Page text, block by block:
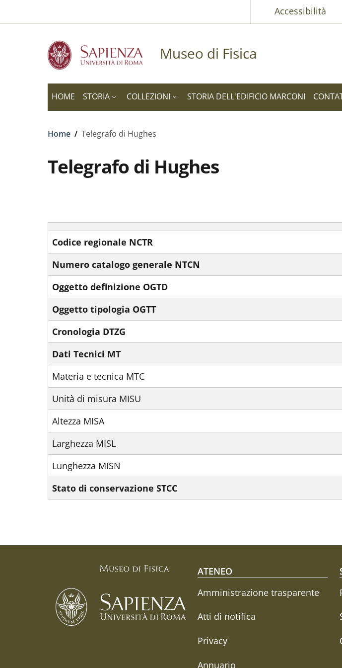
Accessibilità
Museo di Fisica
HOME STORIA COLLEZIONI STORIA DELL'EDIFICIO MARCONI
Briciole di pane
Home / Telegrafo di Hughes
Telegrafo di Hughes
Codice regionale NCTR
Numero catalogo generale NTCN
Oggetto definizione OGTD
Oggetto tipologia OGTT
Cronologia DTZG
Dati Tecnici MT
Materia e tecnica MTC
Unità di misura MISU
Altezza MISA
Larghezza MISL
Lunghezza MISN
Stato di conservazione STCC
Footer menu
ATENEO
Amministrazione trasparente
Atti di notifica
Privacy
Annuario